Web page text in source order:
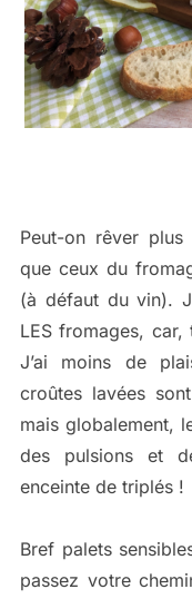
Peut-on rêver
que ceux du
(à défaut du vin).
LES fromages,
J’ai moins de
croûtes lavées
mais globalement,
des pulsions et
enceinte de triplés !
Bref palets
passez votre